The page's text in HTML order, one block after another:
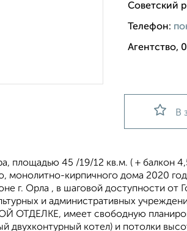
Советский
Телефон:
Агентство,
В
площадью 45 /19/12 кв.м. ( + балкон
монолитно-кирпичного дома 2020
г. Орла , в шаговой доступности от
и административных
ОТДЕЛКЕ, имеет свободную
двухконтурный котел) и потолки